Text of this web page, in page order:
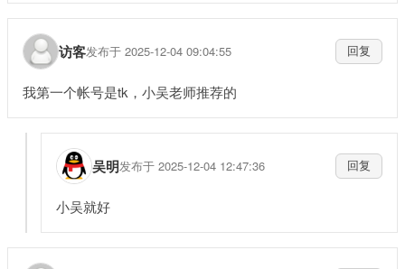
访客发布于 2025-12-04 09:04:55 回复
我第一个帐号是tk，小吴老师推荐的
吴明发布于 2025-12-04 12:47:36 回复
小吴就好